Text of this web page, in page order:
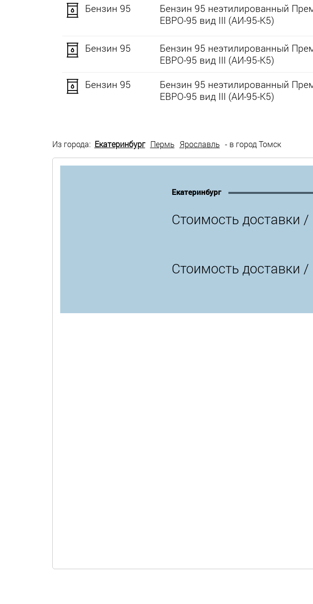
Бензин 95
Бензин 95 неэтилированный
ЕВРО-95 вид III (АИ-95-К5)
Бензин 95
Бензин 95 неэтилированный
ЕВРО-95 вид III (АИ-95-К5)
Бензин 95
Бензин 95 неэтилированный
ЕВРО-95 вид III (АИ-95-К5)
Из города: Екатеринбург Пермь Ярославль - в город Томск
Екатеринбург
Стоимость доставки /
Стоимость доставки /